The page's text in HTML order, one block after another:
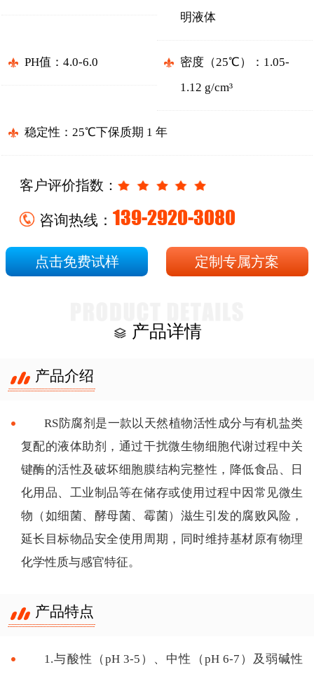
明液体
PH值：4.0-6.0
密度（25℃）：1.05-
1.12 g/cm³
稳定性：25℃下保质期 1 年
客户评价指数：
咨询热线： 139-2920-3080
点击免费试样 定制专属方案
产品详情
产品介绍
RS防腐剂是一款以天然植物活性成分与有机盐类
复配的液体助剂，通过干扰微生物细胞代谢过程中关
键酶的活性及破坏细胞膜结构完整性，降低食品、日
化用品、工业制品等在储存或使用过程中因常见微生
物（如细菌、酵母菌、霉菌）滋生引发的腐败风险，
延长目标物品安全使用周期，同时维持基材原有物理
化学性质与感官特征。
产品特点
1.与酸性（pH 3-5）、中性（pH 6-7）及弱碱性